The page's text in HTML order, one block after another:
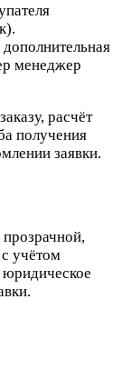
менеджер
расчёт
получения
заявки.
учётом